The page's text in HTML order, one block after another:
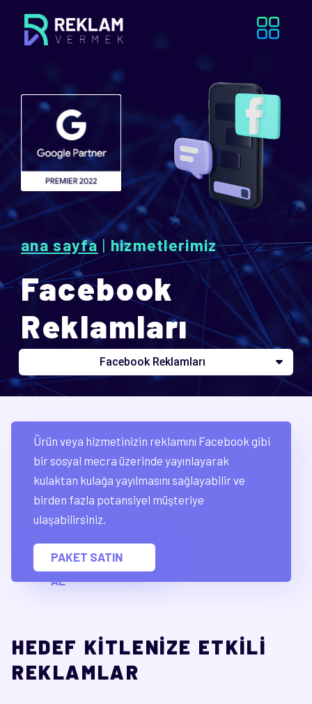
ana sayfa | hizmetlerimiz
Facebook
Reklamları
Facebook Reklamları
Ürün veya hizmetinizin reklamını Facebook gibi
bir sosyal mecra üzerinde yayınlayarak
kulaktan kulağa yayılmasını sağlayabilir ve
birden fazla potansiyel müşteriye
ulaşabilirsiniz.
PAKET SATIN
AL
HEDEF KİTLENİZE ETKİLİ
REKLAMLAR